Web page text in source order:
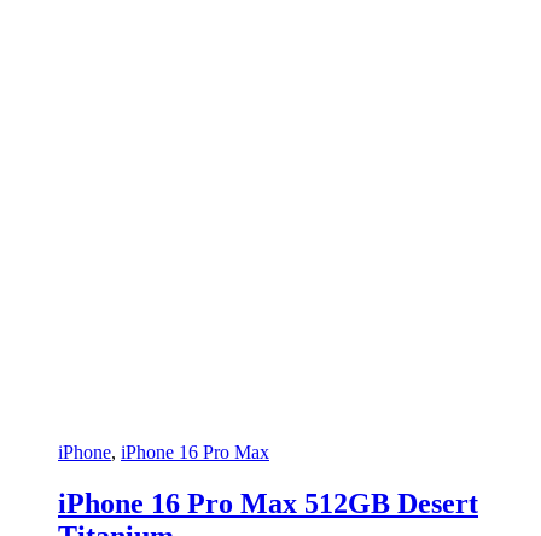
iPhone, iPhone 16 Pro Max
iPhone 16 Pro Max 512GB Desert